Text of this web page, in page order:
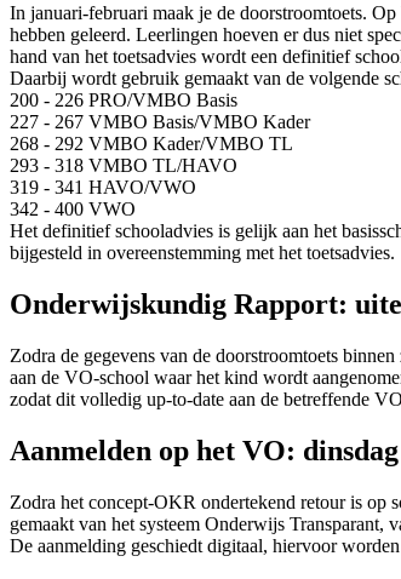
In januari-februari maak je de doorstroomtoets.
hebben geleerd. Leerlingen hoeven er dus niet
hand van het toetsadvies wordt een definitief
Daarbij wordt gebruik gemaakt van de volgende
200 - 226 PRO/VMBO Basis
227 - 267 VMBO Basis/VMBO Kader
268 - 292 VMBO Kader/VMBO TL
293 - 318 VMBO TL/HAVO
319 - 341 HAVO/VWO
342 - 400 VWO
Het definitief schooladvies is gelijk aan het
bijgesteld in overeenstemming met het toetsadvies.
Onderwijskundig Rapport:
Zodra de gegevens van de doorstroomtoets
aan de VO-school waar het kind wordt
zodat dit volledig up-to-date aan de betreffende
Aanmelden op het VO:
Zodra het concept-OKR ondertekend retour is op
gemaakt van het systeem Onderwijs
De aanmelding geschiedt digitaal, hiervoor